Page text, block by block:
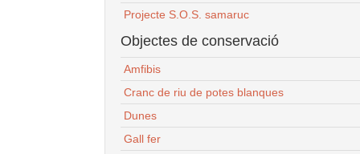
Projecte S.O.S. samaruc
Objectes de conservació
Amfibis
Cranc de riu de potes blanques
Dunes
Gall fer